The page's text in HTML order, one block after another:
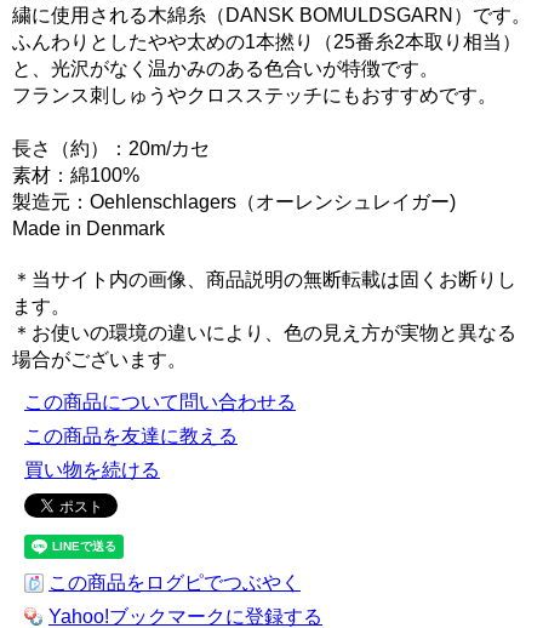
繍に使用される木綿糸（DANSK BOMULDSGARN）です。
ふんわりとしたやや太めの1本撚り（25番糸2本取り相当）
と、光沢がなく温かみのある色合いが特徴です。
フランス刺しゅうやクロスステッチにもおすすめです。
長さ（約）：20m/カセ
素材：綿100%
製造元：Oehlenschlagers（オーレンシュレイガー)
Made in Denmark
＊当サイト内の画像、商品説明の無断転載は固くお断りし
ます。
＊お使いの環境の違いにより、色の見え方が実物と異なる
場合がございます。
この商品について問い合わせる
この商品を友達に教える
買い物を続ける
この商品をログピでつぶやく
Yahoo!ブックマークに登録する